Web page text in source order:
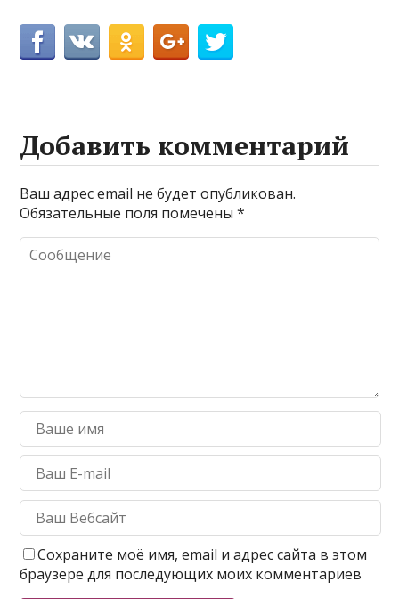
Добавить комментарий
Ваш адрес email не будет опубликован.
Обязательные поля помечены*
Сохраните моё имя, email и адрес сайта в этом
браузере для последующих моих комментариев